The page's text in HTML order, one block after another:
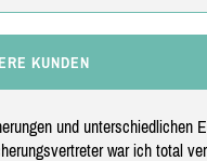
KUNDEN
und unterschiedlichen
war ich total